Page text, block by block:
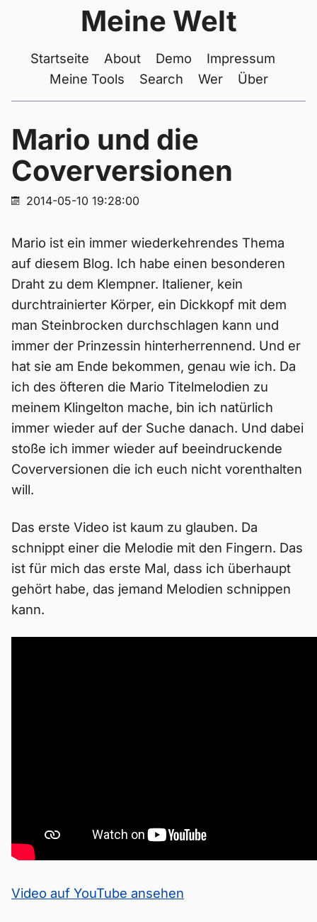
Meine Welt
Startseite About Demo
Impressum
Meine Tools
Search Wer Über
Mario und die
Coverversionen
2014-05-10 19:28:00
Mario ist ein immer wiederkehrendes Thema
auf diesem Blog. Ich habe einen besonderen
Draht zu dem Klempner. Italiener, kein
durchtrainierter Körper, ein Dickkopf mit dem
man Steinbrocken durchschlagen kann und
immer der Prinzessin hinterherrennend. Und er
hat sie am Ende bekommen, genau wie ich. Da
ich des öfteren die Mario Titelmelodien zu
meinem Klingelton mache, bin ich natürlich
immer wieder auf der Suche danach. Und dabei
stoße ich immer wieder auf beeindruckende
Coverversionen die ich euch nicht vorenthalten
will.
Das erste Video ist kaum zu glauben. Da
schnippt einer die Melodie mit den Fingern. Das
ist für mich das erste Mal, dass ich überhaupt
gehört habe, das jemand Melodien schnippen
kann.
Video auf YouTube ansehen